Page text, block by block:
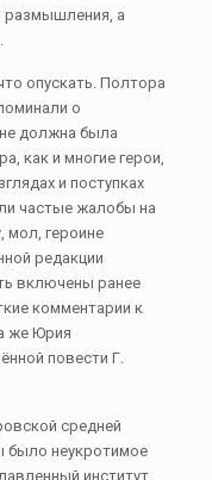
размышления, а
опускать. Полтора
о
должна была
как и многие герои,
и поступках
частые жалобы на
мол, героине
редакции
включены ранее
комментарии к
же Юрия
повести Г.
средней
было неукротимое
институт,